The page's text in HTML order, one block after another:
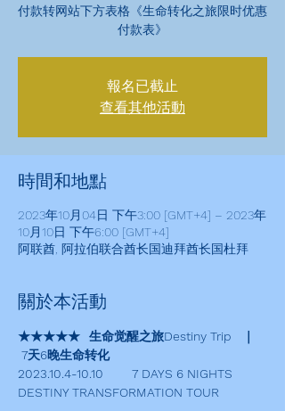
付款转网站下方表格《生命转化之旅限时优惠
付款表》
報名已截止
查看其他活動
時間和地點
2023年10月04日 下午3:00 [GMT+4] – 2023年
10月10日 下午6:00 [GMT+4]
阿联酋, 阿拉伯联合酋长国迪拜酋长国杜拜
關於本活動
★★★★★	生命觉醒之旅Destiny Trip   ｜
7天6晚生命转化
2023.10.4-10.10 	  7 DAYS 6 NIGHTS
DESTINY TRANSFORMATION TOUR